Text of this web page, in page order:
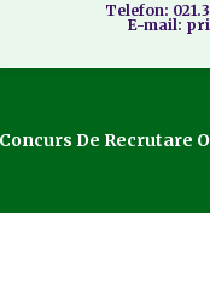
Telefon:
E-mail:
Concurs De Recrutare